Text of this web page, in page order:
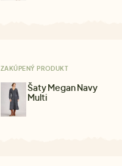
ZAKÚPENÝ PRODUKT
Šaty Megan Navy
Multi